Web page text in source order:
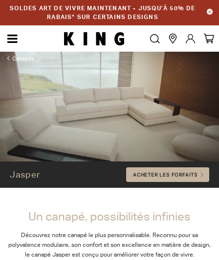
SOLDES ART DE VIVRE MAINTENANT - JUSQU’À 50% DE
RABAIS* SUR CERTAINS DESIGNS
Canapés
Jasper ACHETER LES FORFAITS
Un canapé, possibilités infinies
Découvrez notre canapé le plus personnalisable. Reconnu pour sa
polyvalence modulaire, son confort et son excellence en matière de design,
le canapé Jasper est conçu pour améliorer votre façon de vivre.